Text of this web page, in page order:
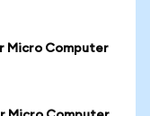
Micro Computer